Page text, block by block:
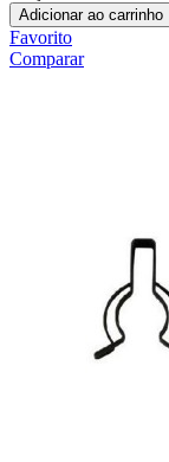
Adicionar ao carrinho
Favorito
Comparar